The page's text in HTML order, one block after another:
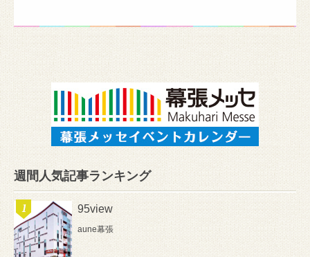
週間人気記事ランキング
95view
aune幕張